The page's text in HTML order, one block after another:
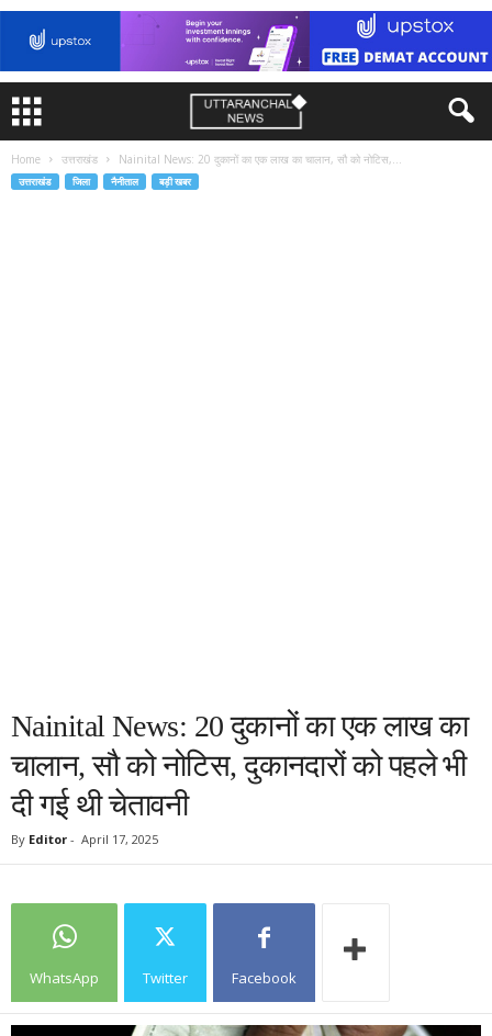
Home उत्तराखंड Nainital News: 20 दुकानों का एक लाख का चालान, सौ को नोटिस,...
उत्तराखंड जिला नैनीताल बड़ी खबर
Nainital News: 20 दुकानों का एक लाख का
चालान, सौ को नोटिस, दुकानदारों को पहले भी
दी गई थी चेतावनी
By Editor - April 17, 2025
WhatsApp Twitter Facebook